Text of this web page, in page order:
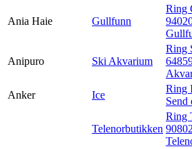
Ania Haie Gullfunn
Ring
Anipuro Ski Akvarium
Ring
Anker
Ice
Ring
Send
Telenorbutikken
Ring